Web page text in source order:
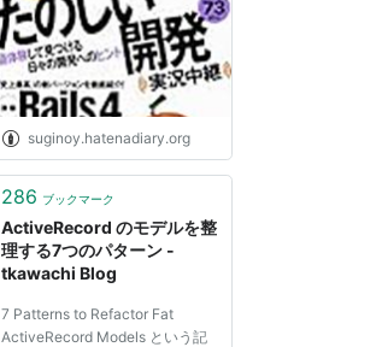
2.0 - A Lifelog -
suginoy.hatenadiary.org
286 ブックマーク
ActiveRecord のモデルを整
理する7つのパターン -
tkawachi Blog
7 Patterns to Refactor Fat
ActiveRecord Models という記